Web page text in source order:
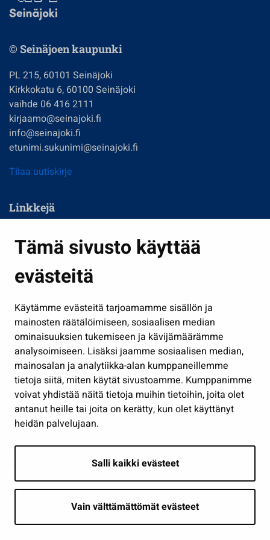
Tämä sivusto käyttää
evästeitä
Käytämme evästeitä tarjoamamme sisällön ja
mainosten räätälöimiseen, sosiaalisen median
ominaisuuksien tukemiseen ja kävijämäärämme
analysoimiseen. Lisäksi jaamme sosiaalisen median,
mainosalan ja analytiikka-alan kumppaneillemme
tietoja siitä, miten käytät sivustoamme. Kumppanimme
voivat yhdistää näitä tietoja muihin tietoihin, joita olet
antanut heille tai joita on kerätty, kun olet käyttänyt
heidän palvelujaan.
Salli kaikki evästeet
Vain välttämättömät evästeet
© Seinäjoen kaupunki
PL 215, 60101 Seinäjoki
Kirkkokatu 6, 60100 Seinäjoki
vaihde 06 416 2111
kirjaamo@seinajoki.fi
info@seinajoki.fi
etunimi.sukunimi@seinajoki.fi
Tilaa uutiskirje
Linkkejä
Kasvatus ja opetus
Kulttuuri ja liikunta
Työ ja yrittäminen
Osallistu ja asioi
Näytä omat evästeasetukseni
Seuraa meitä